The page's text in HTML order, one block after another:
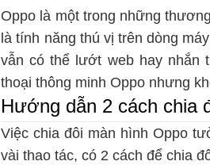
Oppo là một trong những
là tính năng thú vị trên dòng
vẫn có thể lướt web hay nhắn
thoại thông minh Oppo nhưng
Hướng dẫn 2 cách chia
Việc chia đôi màn hình Oppo
vài thao tác, có 2 cách để chia